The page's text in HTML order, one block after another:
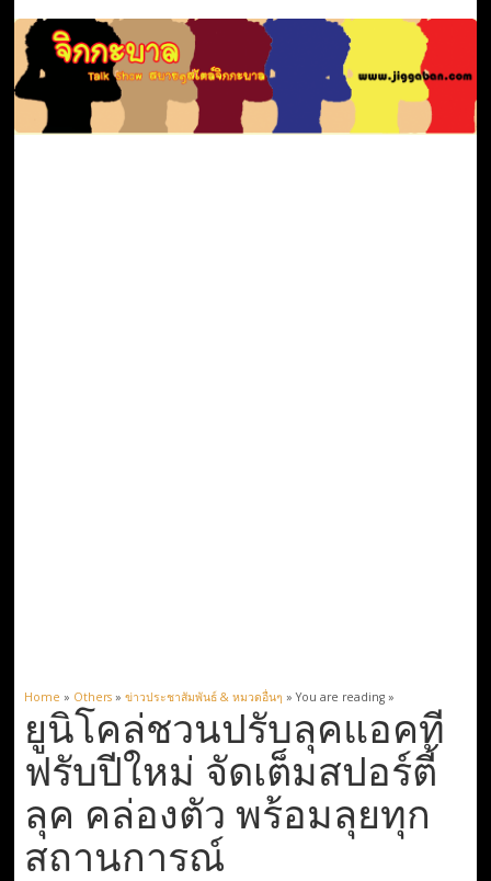
Home » Others» ข่าวประชาสัมพันธ์ & หมวดอื่นๆ » You are reading »
ยูนิโคล่ชวนปรับลุคแอคที
ฟรับปีใหม่ จัดเต็มสปอร์ตี้
ลุค คล่องตัว พร้อมลุยทุก
สถานการณ์